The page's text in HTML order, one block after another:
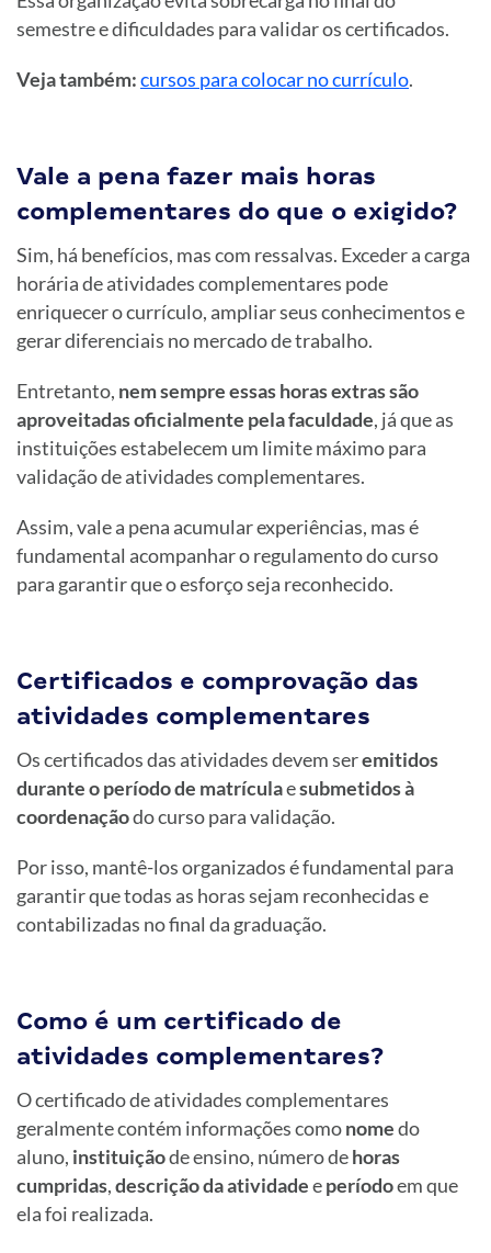
semestre e dificuldades para validar os certificados.
Veja também:cursos para colocar no currículo.
Vale a pena fazer mais horas
complementares do que o exigido?
Sim, há benefícios, mas com ressalvas. Exceder a carga
horária de atividades complementares pode
enriquecer o currículo, ampliar seus conhecimentos e
gerar diferenciais no mercado de trabalho.
Entretanto, nem sempre essas horas extras são
aproveitadas oficialmente pela faculdade, já que as
instituições estabelecem um limite máximo para
validação de atividades complementares.
Assim, vale a pena acumular experiências, mas é
fundamental acompanhar o regulamento do curso
para garantir que o esforço seja reconhecido.
Certificados e comprovação das
atividades complementares
Os certificados das atividades devem seremitidos
durante o período de matrículaesubmetidos à
coordenaçãodo curso para validação.
Por isso, mantê-los organizados é fundamental para
garantir que todas as horas sejam reconhecidas e
contabilizadas no final da graduação.
Como é um certificado de
atividades complementares?
O certificado de atividades complementares
geralmente contém informações comonomedo
aluno, instituiçãode ensino, número dehoras
cumpridas,descrição da atividadeeperíodoem que
ela foi realizada.